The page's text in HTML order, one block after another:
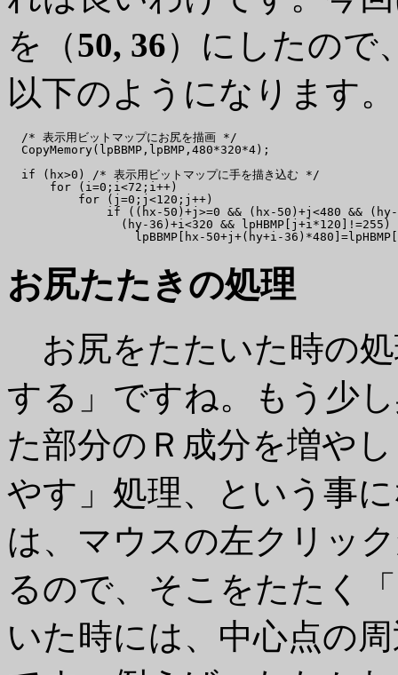
を（50, 36）にしたので
以下のようになります。
  /* 表示用ビットマップにお尻を描画 */
  CopyMemory(lpBBMP,lpBMP,480*320*4);
  if (hx>0) /* 表示用ビットマップに手を描き込む */
      for (i=0;i<72;i++)
          for (j=0;j<120;j++)
if ((hx-50)+j>=0 && (hx-50)+j<480 &&
                (hy-36)+i<320 && lpHBMP[j+i*120]!=255)
お尻たたきの処理
お尻をたたいた時の
する」ですね。もう少
た部分のＲ成分を増や
やす」処理、という事
は、マウスの左クリッ
るので、そこをたたく
いた時には、中心点の